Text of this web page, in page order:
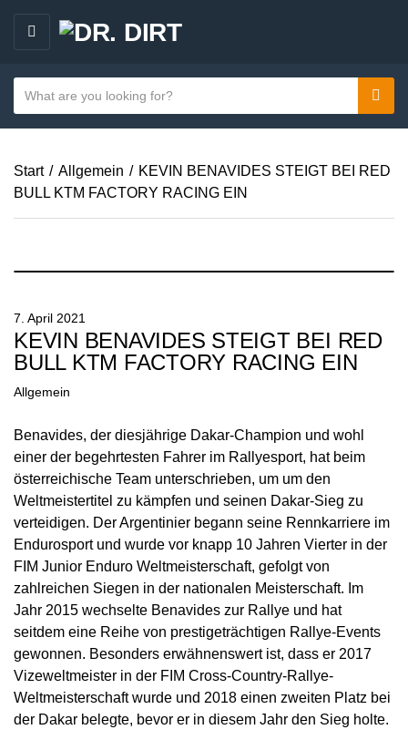
M
a
e
g
o
m
e
e
a
c
h
t
Start / Allgemein / KEVIN BENAVIDES STEIGT BEI RED
BULL KTM FACTORY RACING EIN
7. April 2021
KEVIN BENAVIDES STEIGT BEI RED
BULL KTM FACTORY RACING EIN
Allgemein
Benavides, der diesjährige Dakar-Champion und wohl
einer der begehrtesten Fahrer im Rallyesport, hat beim
österreichische Team unterschrieben, um um den
Weltmeistertitel zu kämpfen und seinen Dakar-Sieg zu
verteidigen. Der Argentinier begann seine Rennkarriere im
Endurosport und wurde vor knapp 10 Jahren Vierter in der
FIM Junior Enduro Weltmeisterschaft, gefolgt von
zahlreichen Siegen in der nationalen Meisterschaft. Im
Jahr 2015 wechselte Benavides zur Rallye und hat
seitdem eine Reihe von prestigeträchtigen Rallye-Events
gewonnen. Besonders erwähnenswert ist, dass er 2017
Vizeweltmeister in der FIM Cross-Country-Rallye-
Weltmeisterschaft wurde und 2018 einen zweiten Platz bei
der Dakar belegte, bevor er in diesem Jahr den Sieg holte.